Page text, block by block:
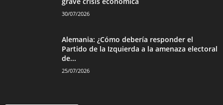
30/07/2026
Alemania: ¿Cómo debería responder el
Partido de la Izquierda a la amenaza electoral
de...
25/07/2026